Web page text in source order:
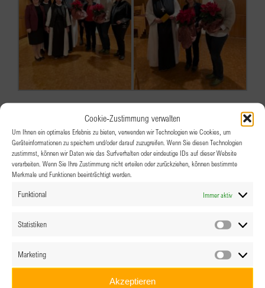
Cookie-Zustimmung verwalten
Um Ihnen ein optimales Erlebnis zu bieten, verwenden wir Technologien wie Cookies, um
Geräteinformationen zu speichern und/oder darauf zuzugreifen. Wenn Sie diesen Technologien
zustimmst, können wir Daten wie das Surfverhalten oder eindeutige IDs auf dieser Website
verarbeiten. Wenn Sie Ihre Zustimmung nicht erteilen oder zurückziehen, können bestimmte
Merkmale und Funktionen beeinträchtigt werden.
Funktional Immer aktiv
Statistiken
Marketing
Akzeptieren